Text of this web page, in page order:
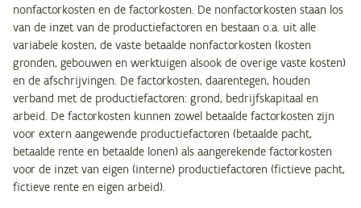
nonfactorkosten en de factorkosten. De nonfactorkosten staan los
van de inzet van de productiefactoren en bestaan o.a. uit alle
variabele kosten, de vaste betaalde nonfactorkosten (kosten
gronden, gebouwen en werktuigen alsook de overige vaste kosten)
en de afschrijvingen. De factorkosten, daarentegen, houden
verband met de productiefactoren: grond, bedrijfskapitaal en
arbeid. De factorkosten kunnen zowel betaalde factorkosten zijn
voor extern aangewende productiefactoren (betaalde pacht,
betaalde rente en betaalde lonen) als aangerekende factorkosten
voor de inzet van eigen (interne) productiefactoren (fictieve pacht,
fictieve rente en eigen arbeid).